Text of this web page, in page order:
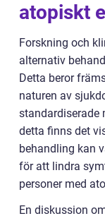
atopiskt
Forskning och
alternativ
Detta beror
naturen av
standardiserade
detta finns det
behandling kan
för att lindra
personer med
En diskussion